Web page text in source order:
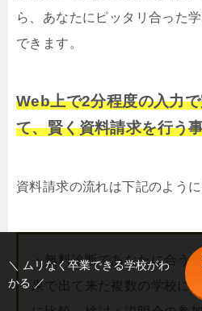
ら、あなたにピッタリ合った
できます。
Web上で2分程度の入力
て、賢く資料請求を行う
資料請求の流れは下記のように
・無料診断であなたに合う
果で出て来た複数の学校に
＼ ムリなく卒業できる学校がわ
かる ／